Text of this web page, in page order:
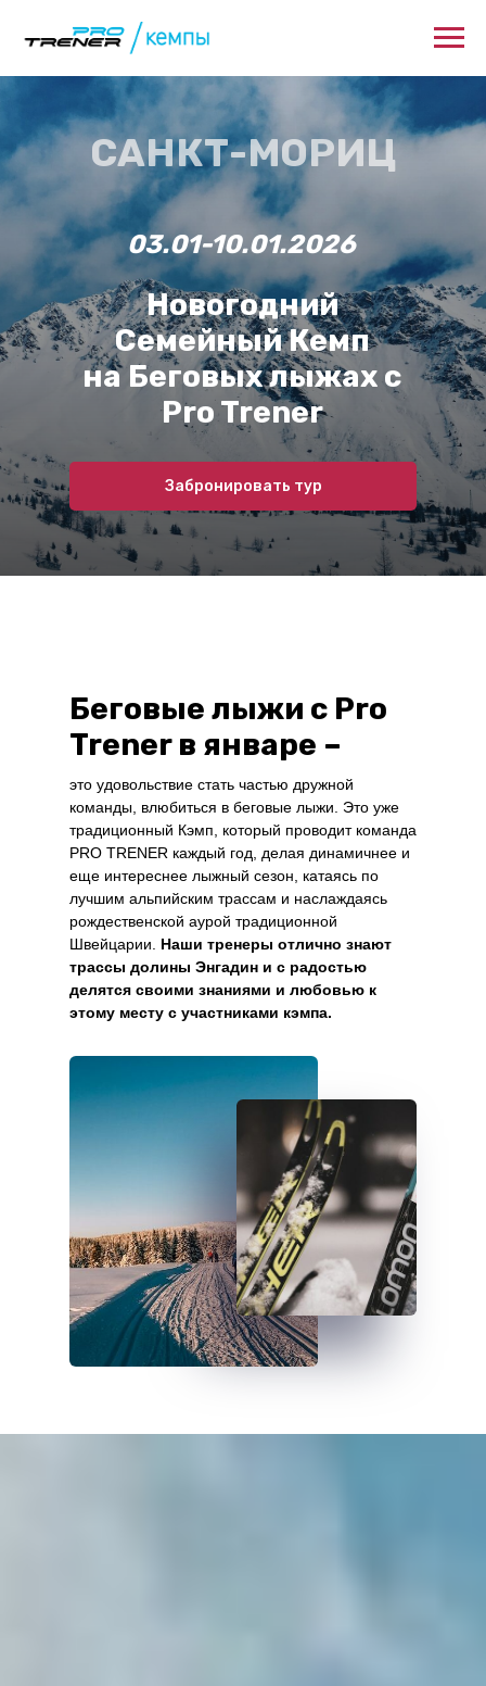
Забронировать тур
03.01-10.01.2026
Новогодний
Семейный Кемп
на Беговых лыжах с
Pro Trener
САНКТ-МОРИЦ
Беговые лыжи с Pro
Trener в январе –
это удовольствие стать частью дружной
команды, влюбиться в беговые лыжи. Это уже
традиционный Кэмп, который проводит команда
PRO TRENER каждый год, делая динамичнее и
еще интереснее лыжный сезон, катаясь по
лучшим альпийским трассам и наслаждаясь
рождественской аурой традиционной
Швейцарии. Наши тренеры отлично знают
трассы долины Энгадин и с радостью
делятся своими знаниями и любовью к
этому месту с участниками кэмпа.